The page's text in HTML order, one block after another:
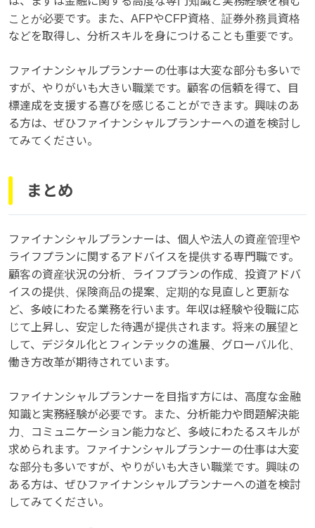
ことが必要です。また、AFPやCFP資格、証券外務員資格
などを取得し、分析スキルを身につけることも重要です。
ファイナンシャルプランナーの仕事は大変な部分も多いで
すが、やりがいも大きい職業です。顧客の信頼を得て、目
標達成を支援する喜びを感じることができます。興味のあ
る方は、ぜひファイナンシャルプランナーへの道を検討し
てみてください。
まとめ
ファイナンシャルプランナーは、個人や法人の資産管理や
ライフプランに関するアドバイスを提供する専門職です。
顧客の資産状況の分析、ライフプランの作成、投資アドバ
イスの提供、保険商品の提案、定期的な見直しと更新な
ど、多岐にわたる業務を行います。年収は経験や役職に応
じて上昇し、安定した待遇が提供されます。将来の展望と
して、デジタル化とフィンテックの進展、グローバル化、
働き方改革が期待されています。
ファイナンシャルプランナーを目指す方には、高度な金融
知識と実務経験が必要です。また、分析能力や問題解決能
力、コミュニケーション能力など、多岐にわたるスキルが
求められます。ファイナンシャルプランナーの仕事は大変
な部分も多いですが、やりがいも大きい職業です。興味の
ある方は、ぜひファイナンシャルプランナーへの道を検討
してみてください。